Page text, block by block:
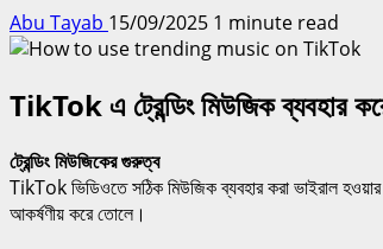
Abu Tayab 15/09/2025 1 minute read
TikTok এ ট্রেন্ডিং মিউজিক ব্যবহার
ট্রেন্ডিং মিউজিকের গুরুত্ব
TikTok ভিডিওতে সঠিক মিউজিক ব্যবহার করা ভাইরাল
আকর্ষণীয় করে তোলে।